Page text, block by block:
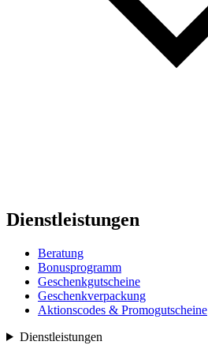
Dienstleistungen
Beratung
Bonusprogramm
Geschenkgutscheine
Geschenkverpackung
Aktionscodes & Promogutscheine
Dienstleistungen